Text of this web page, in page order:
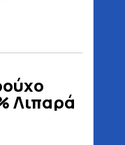
Λιπαρά